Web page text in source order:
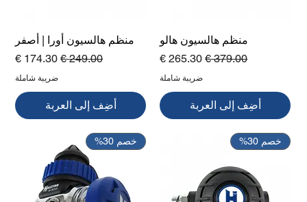
منظم هالسيون هالو
سعر عادي‏379.00 € سعر البيع
ضريبة شاملة
أضِف إلى العربة
منظم هالسيون أورا | أصفر
سعر عادي‏249.00 € سعر البيع
ضريبة شاملة
أضِف إلى العربة
خصم 30% خصم 30%